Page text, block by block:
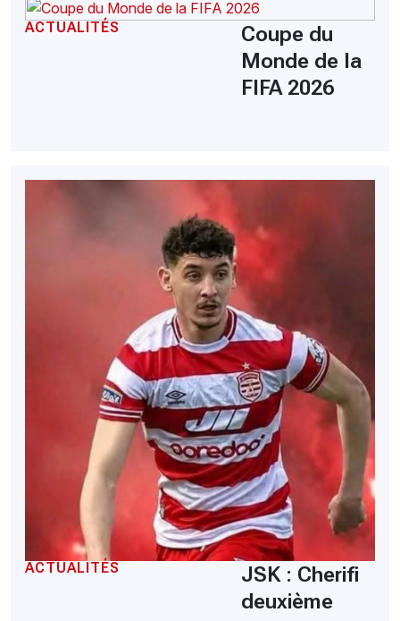
ACTUALITÉS
Coupe du
Monde de la
FIFA 2026
ACTUALITÉS
JSK : Cherifi
deuxième